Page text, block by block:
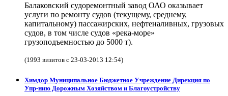
Балаковский судоремонтный завод ОАО оказывает
услуги по ремонту судов (текущему, среднему,
капитальному) пассажирских, нефтеналивных, грузовых
судов, в том числе судов «река-море»
грузоподъемностью до 5000 т).
(1993 визитов с 23-03-2013 12:54)
Химдор Муниципальное Бюджетное Учреждение Дирекция по
Упр-нию Дорожным Хозяйством и Благоустройству